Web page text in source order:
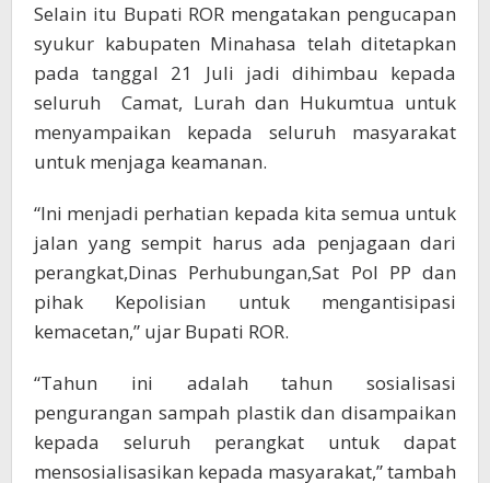
Selain itu Bupati ROR mengatakan pengucapan
syukur kabupaten Minahasa telah ditetapkan
pada tanggal 21 Juli jadi dihimbau kepada
seluruh Camat, Lurah dan Hukumtua untuk
menyampaikan kepada seluruh masyarakat
untuk menjaga keamanan.
“Ini menjadi perhatian kepada kita semua untuk
jalan yang sempit harus ada penjagaan dari
perangkat,Dinas Perhubungan,Sat Pol PP dan
pihak Kepolisian untuk mengantisipasi
kemacetan,” ujar Bupati ROR.
“Tahun ini adalah tahun sosialisasi
pengurangan sampah plastik dan disampaikan
kepada seluruh perangkat untuk dapat
mensosialisasikan kepada masyarakat,” tambah